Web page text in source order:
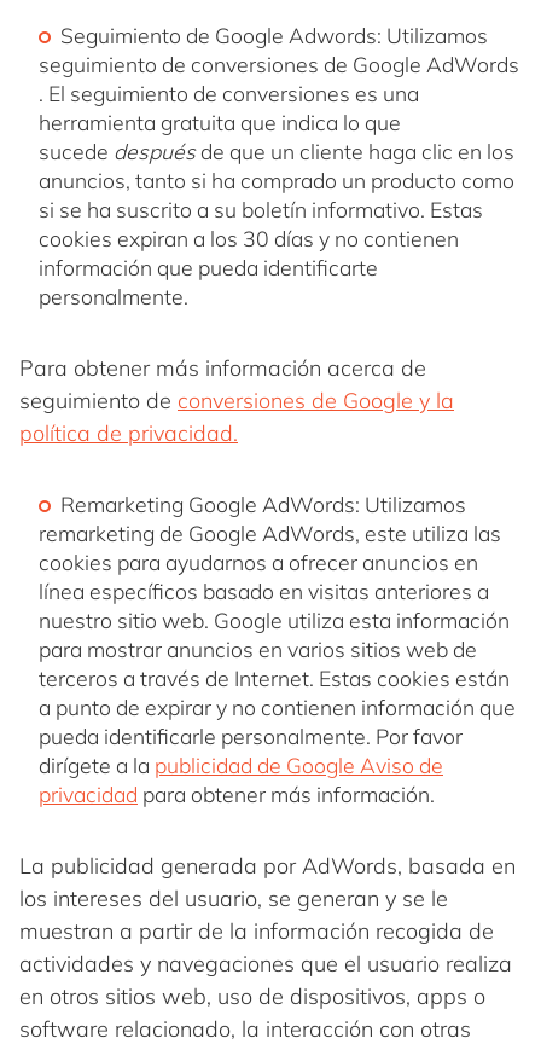
Seguimiento de Google Adwords: Utilizamos
seguimiento de conversiones de Google AdWords
. El seguimiento de conversiones es una
herramienta gratuita que indica lo que
sucede despuésde que un cliente haga clic en los
anuncios, tanto si ha comprado un producto como
si se ha suscrito a su boletín informativo. Estas
cookies expiran a los 30 días y no contienen
información que pueda identificarte
personalmente.
Para obtener más información acerca de
seguimiento de conversiones de Google y la
política de privacidad.
Remarketing Google AdWords: Utilizamos
remarketing de Google AdWords, este utiliza las
cookies para ayudarnos a ofrecer anuncios en
línea específicos basado en visitas anteriores a
nuestro sitio web. Google utiliza esta información
para mostrar anuncios en varios sitios web de
terceros a través de Internet. Estas cookies están
a punto de expirar y no contienen información que
pueda identificarle personalmente. Por favor
dirígete a la publicidad de Google Aviso de
privacidad para obtener más información.
La publicidad generada por AdWords, basada en
los intereses del usuario, se generan y se le
muestran a partir de la información recogida de
actividades y navegaciones que el usuario realiza
en otros sitios web, uso de dispositivos, apps o
software relacionado, la interacción con otras